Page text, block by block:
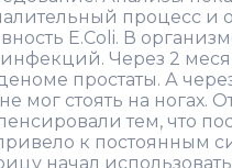
процесс и
E.Coli. В
Через 2
простаты. А
мог стоять на ногах.
тем, что
к постоянным
начал